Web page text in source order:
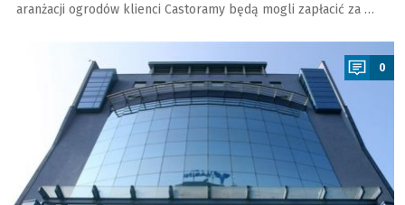
aranżacji ogrodów klienci Castoramy będą mogli zapłacić za …
0